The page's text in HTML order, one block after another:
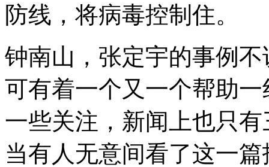
防线，将病毒控制住。
钟南山，张定宇的事例
可有着一个又一个帮助
一些关注，新闻上也只
当有人无意间看了这一